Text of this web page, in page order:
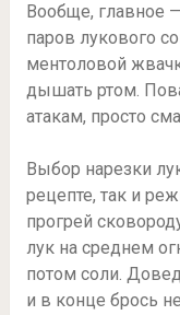
Вообще, главное
паров лукового
ментоловой
дышать ртом.
атакам, просто
Выбор нарезки
рецепте, так и
прогрей
лук на среднем
потом соли.
и в конце брось